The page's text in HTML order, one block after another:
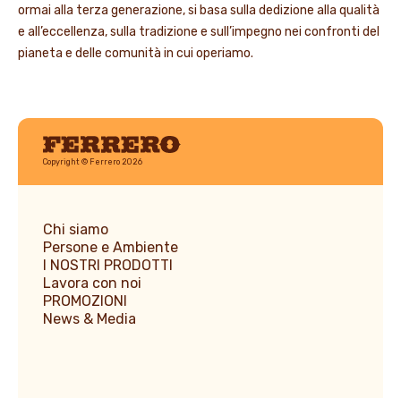
ormai alla terza generazione, si basa sulla dedizione alla qualità
e all’eccellenza, sulla tradizione e sull’impegno nei confronti del
pianeta e delle comunità in cui operiamo.
Ferrero
Copyright © Ferrero 2026
Chi siamo
Persone e Ambiente
I NOSTRI PRODOTTI
Lavora con noi
PROMOZIONI
News & Media